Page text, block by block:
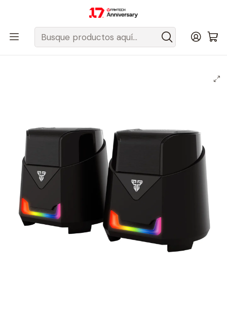
Despacho gratis a todo Chile sobre $50.000 pesos.
Fantech Esports Chile Audio y Acc. de audio
Parlantes
Parlantes con Cable
GS205 HELLSCREAM Black Parlantes PC